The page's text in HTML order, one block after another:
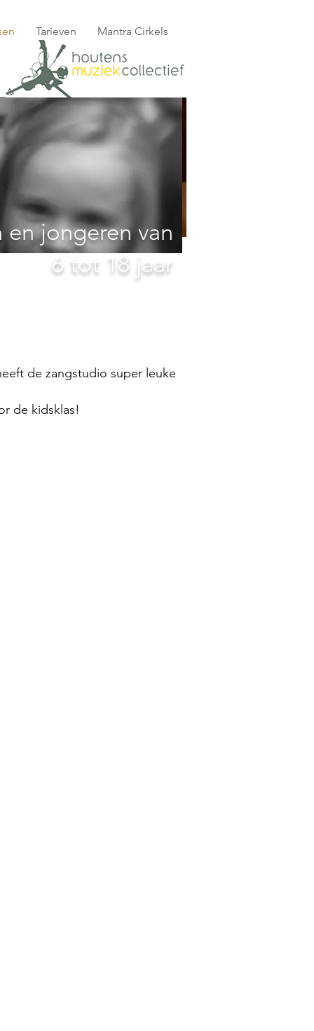
Tarieven Mantra Cirkels
jongeren van
6 tot 18 jaar
de zangstudio super leuke
de kidsklas!